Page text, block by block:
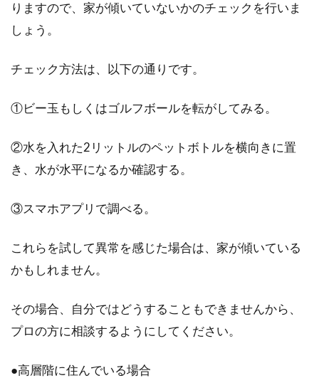
りますので、家が傾いていないかのチェックを行いま
しょう。
チェック方法は、以下の通りです。
①ビー玉もしくはゴルフボールを転がしてみる。
②水を入れた2リットルのペットボトルを横向きに置
き、水が水平になるか確認する。
③スマホアプリで調べる。
これらを試して異常を感じた場合は、家が傾いている
かもしれません。
その場合、自分ではどうすることもできませんから、
プロの方に相談するようにしてください。
●高層階に住んでいる場合